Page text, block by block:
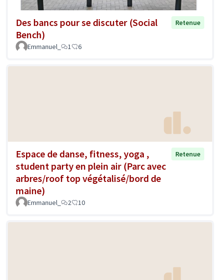
Des bancs pour se discuter (Social
Bench)
Retenue
Emmanuel_ 1 6
Espace de danse, fitness, yoga ,
student party en plein air (Parc avec
arbres/roof top végétalisé/bord de
maine)
Retenue
Emmanuel_ 2 10